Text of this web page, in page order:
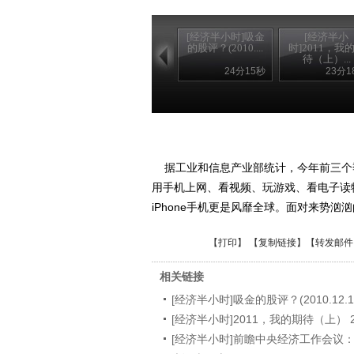
[经济半小时]吸金
的股评？(2010....
24分15秒
[经济半小
时]2011，我
待（上）...
23分
据工业和信息产业部统计，今年前三个
用手机上网、看视频、玩游戏、看电子
iPhone手机更是风靡全球。面对来势汹
【打印 】 【复制链接】【转发邮件
相关链接
[经济半小时]吸金的股评？
[经济半小时]2011，我的期待（上）
[经济半小时]前瞻中央经济工作会议